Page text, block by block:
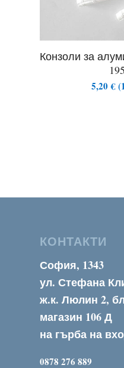
Конзоли за
5,20€(
КОНТАКТИ
София, 1343
ул. Стефана
ж.к. Люлин 2,
магазин 106 Д
на гърба на
0878 276 889